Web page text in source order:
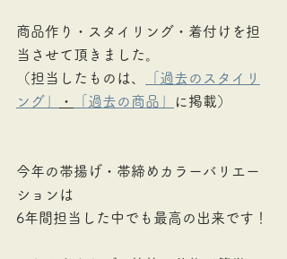
商品作り・スタイリング・着付けを担
当させて頂きました。
（担当したものは、
「過去のスタイリ
ング」
・ 「過去の商品」 に掲載）
今年の帯揚げ・帯締めカラーバリエー
ションは
6年間担当した中でも最高の出来です！